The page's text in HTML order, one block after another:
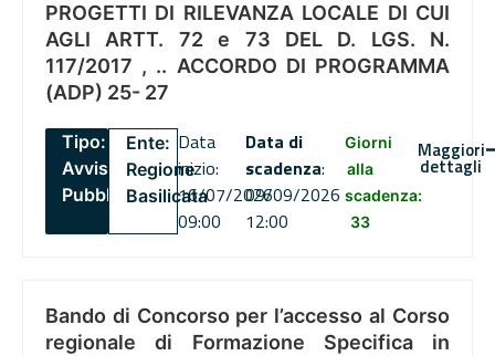
PROGETTI DI RILEVANZA LOCALE DI CUI
AGLI ARTT. 72 e 73 DEL D. LGS. N.
117/2017 , .. ACCORDO DI PROGRAMMA
(ADP) 25- 27
Tipo:
Avviso
Pubblico
Ente:
Regione
Basilicata
Data
inizio:
16/07/2026
09:00
Data di
scadenza:
09/09/2026
12:00
Giorni
alla
scadenza:
33
Maggiori
dettagli
Bando di Concorso per l’accesso al Corso
regionale di Formazione Specifica in